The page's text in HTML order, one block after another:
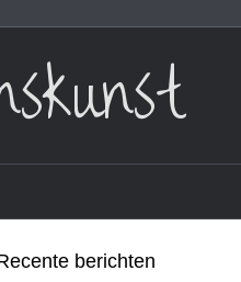
berichten